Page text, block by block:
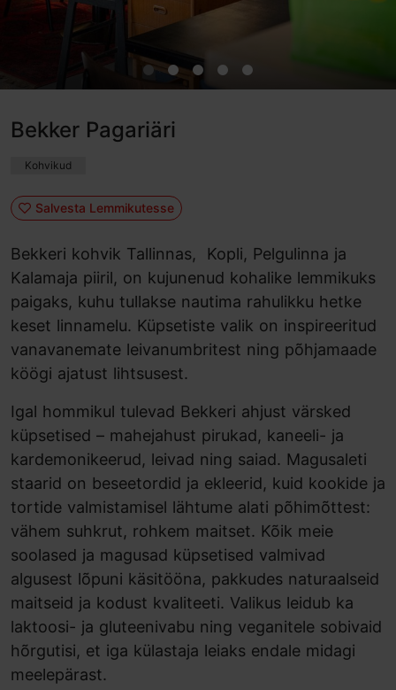
Bekker Pagariäri
Kohvikud
Salvesta Lemmikutesse
Bekkeri kohvik Tallinnas, Kopli, Pelgulinna ja
Kalamaja piiril, on kujunenud kohalike lemmikuks
paigaks, kuhu tullakse nautima rahulikku hetke
keset linnamelu. Küpsetiste valik on inspireeritud
vanavanemate leivanumbritest ning põhjamaade
köögi ajatust lihtsusest.
Igal hommikul tulevad Bekkeri ahjust värsked
küpsetised – mahejahust pirukad, kaneeli- ja
kardemonikeerud, leivad ning saiad. Magusaleti
staarid on beseetordid ja ekleerid, kuid kookide ja
tortide valmistamisel lähtume alati põhimõttest:
vähem suhkrut, rohkem maitset. Kõik meie
soolased ja magusad küpsetised valmivad
algusest lõpuni käsitööna, pakkudes naturaalseid
maitseid ja kodust kvaliteeti. Valikus leidub ka
laktoosi- ja gluteenivabu ning veganitele sobivaid
hõrgutisi, et iga külastaja leiaks endale midagi
meelepärast.